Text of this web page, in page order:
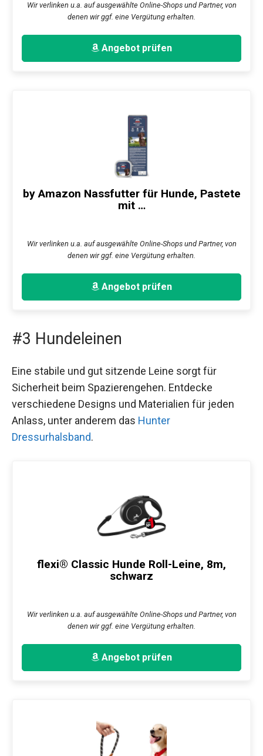
Wir verlinken u.a. auf ausgewählte Online-Shops und Partner, von
denen wir ggf. eine Vergütung erhalten.
Angebot prüfen
by Amazon Nassfutter für Hunde, Pastete
mit …
Wir verlinken u.a. auf ausgewählte Online-Shops und Partner, von
denen wir ggf. eine Vergütung erhalten.
Angebot prüfen
#3 Hundeleinen
Eine stabile und gut sitzende Leine sorgt für
Sicherheit beim Spazierengehen. Entdecke
verschiedene Designs und Materialien für jeden
Anlass, unter anderem das Hunter
Dressurhalsband.
flexi® Classic Hunde Roll-Leine, 8m,
schwarz
Wir verlinken u.a. auf ausgewählte Online-Shops und Partner, von
denen wir ggf. eine Vergütung erhalten.
Angebot prüfen